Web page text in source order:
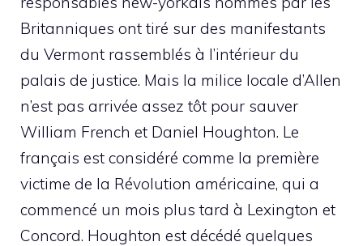
Britanniques ont tiré sur des manifestants
du Vermont rassemblés à l’intérieur du
palais de justice. Mais la milice locale d’Allen
n’est pas arrivée assez tôt pour sauver
William French et Daniel Houghton. Le
français est considéré comme la première
victime de la Révolution américaine, qui a
commencé un mois plus tard à Lexington et
Concord. Houghton est décédé quelques